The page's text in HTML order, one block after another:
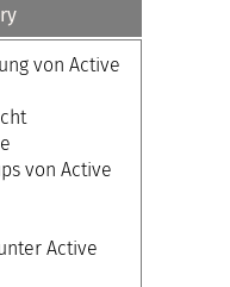
von Active
von Active
Active